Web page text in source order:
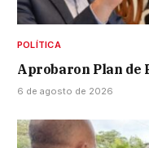
POLÍTICA
Aprobaron Plan de
6 de agosto de 2026